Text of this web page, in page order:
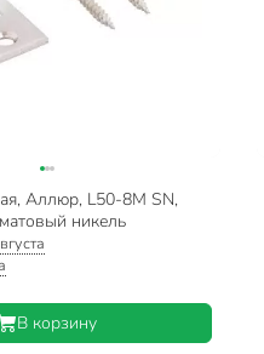
Аллюр, L50-8M SN,
никель
В корзину